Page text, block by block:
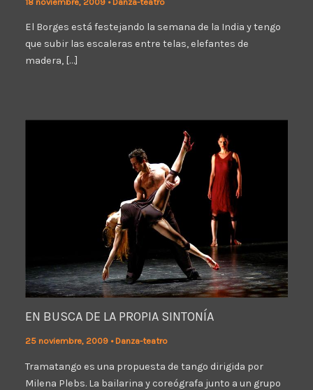
El Borges está festejando la semana de la India y tengo
que subir las escaleras entre telas, elefantes de
madera, […]
EN BUSCA DE LA PROPIA SINTONÍA
25 noviembre, 2009 • Danza-teatro
Tramatango es una propuesta de tango dirigida por
Milena Plebs. La bailarina y coreógrafa junto a un grupo